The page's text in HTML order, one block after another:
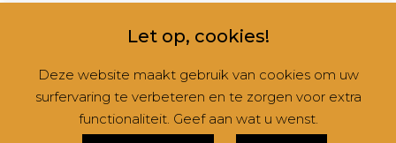
CONTACT NIEUWSBRIEVEN RUBRIEKEN
Hestia | Ontwikkeld doorThemeIsle
Let op, cookies!
Deze website maakt gebruik van cookies om uw
surfervaring te verbeteren en te zorgen voor extra
functionaliteit. Geef aan wat u wenst.